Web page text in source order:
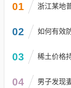
01 浙江某地
02 如何有效
03 稀土价格
04 男子发现